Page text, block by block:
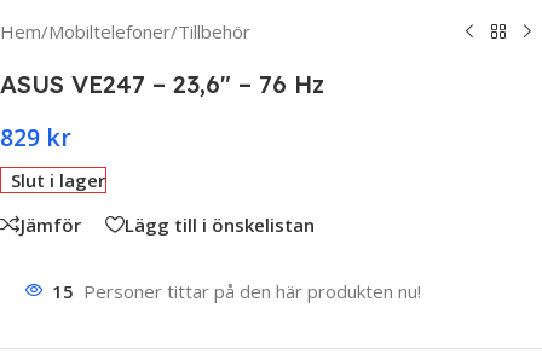
Hem/Mobiltelefoner/Tillbehör
ASUS VE247 – 23,6″ – 76 Hz
829 kr
Slut i lager
Jämför
Lägg till i önskelistan
15 Personer tittar på den här produkten nu!